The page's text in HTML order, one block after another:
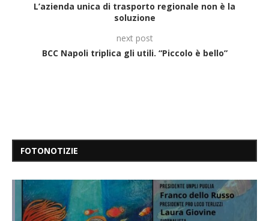
L’azienda unica di trasporto regionale non è la
soluzione
next post
BCC Napoli triplica gli utili. “Piccolo è bello”
FOTONOTIZIE